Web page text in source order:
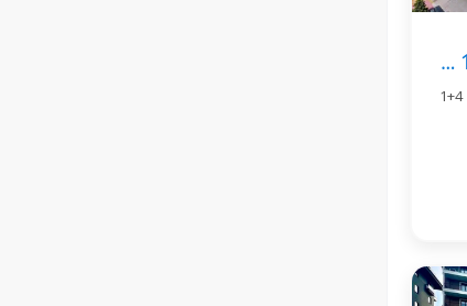
پنت هاوس دوبلكس لوکس 4+1 در مرکز آلانیا
این پنت هاوس دوبلکس جادار و کاملاً مبله 4+1